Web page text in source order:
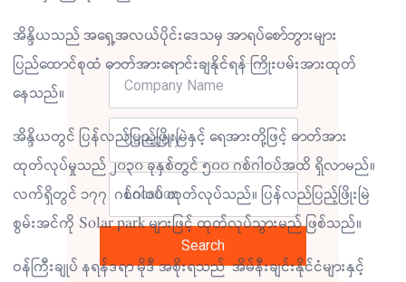
Search
အိန္ဒိယသည် အရှေ့အလယ်ပိုင်းဒေသမှ အာရပ်စော်ဘွားများ
ပြည်ထောင်စုထံ ဓာတ်အားရောင်းချနိုင်ရန် ကြိုးပမ်းအားထုတ်
နေသည်။
အိန္ဒိယတွင် ပြန်လည်ပြည့်ဖြိုးမြဲနှင့် ရေအားတို့ဖြင့် ဓာတ်အား
ထုတ်လုပ်မှုသည် ၂၀၃၀ ခုနှစ်တွင် ၅၀၀ ဂစ်ဂါဝပ်အထိ ရှိလာမည်။
လက်ရှိတွင် ၁၇၇ ဂစ်ဂါဝပ် ထုတ်လုပ်သည်။ ပြန်လည်ပြည့်ဖြိုးမြဲ
စွမ်းအင်ကို Solar park များဖြင့် ထုတ်လုပ်သွားမည် ဖြစ်သည်။
ဝန်ကြီးချုပ် နရန်ဒရာ မိုဒီ အစိုးရသည် အိမ်နီးချင်းနိုင်ငံများနှင့်